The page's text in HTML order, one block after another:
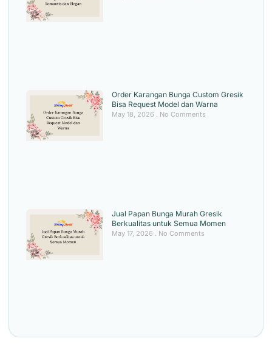
Order Karangan Bunga Custom Gresik
Bisa Request Model dan Warna
May 18, 2026 No Comments
Jual Papan Bunga Murah Gresik
Berkualitas untuk Semua Momen
May 17, 2026 No Comments